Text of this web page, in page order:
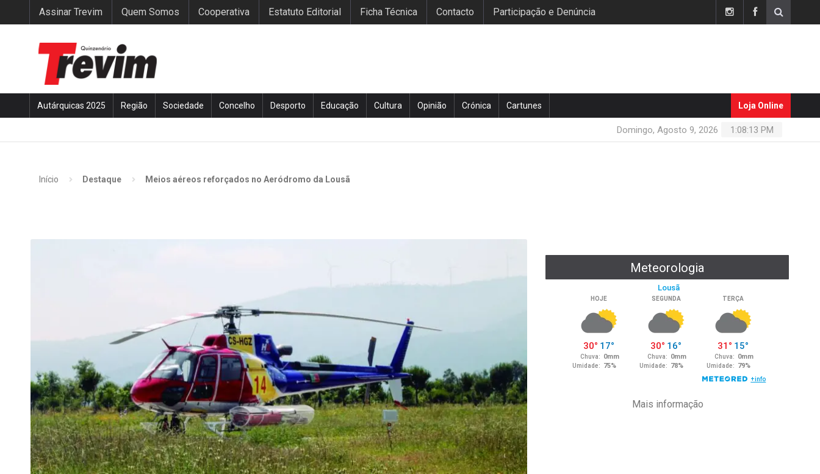
Assinar Trevim Quem Somos Cooperativa Estatuto Editorial Ficha Técnica Contacto Participação e Denúncia
Autárquicas 2025 Região Sociedade Concelho Desporto Educação Cultura Opinião Crónica Cartunes Loja Online
1:08:14 PM
Domingo, Agosto 9, 2026
Início Destaque Meios aéreos reforçados no Aeródromo da Lousã
Meteorologia
Mais informação